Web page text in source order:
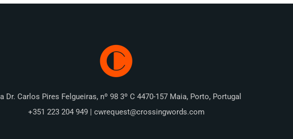
Dr. Carlos Pires Felgueiras, nº 98 3º C 4470-157 Maia, Porto, Portugal
+351 223 204 949 | cwrequest@crossingwords.com